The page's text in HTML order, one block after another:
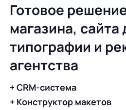
Готовое
магазина, сайта
типографии и
агентства
+ CRM-система
+ Конструктор макетов